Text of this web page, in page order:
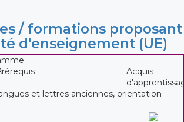
/ formations proposant
d'enseignement (UE)
Acquis
et lettres anciennes, orientation